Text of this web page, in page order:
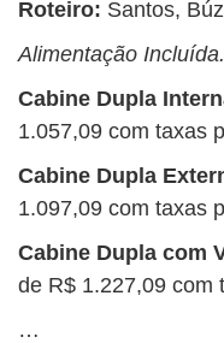
Roteiro: Santos,
Alimentação
Cabine Dupla
1.057,09 com taxas
Cabine Dupla
1.097,09 com taxas
Cabine Dupla com
de R$ 1.227,09 com
…